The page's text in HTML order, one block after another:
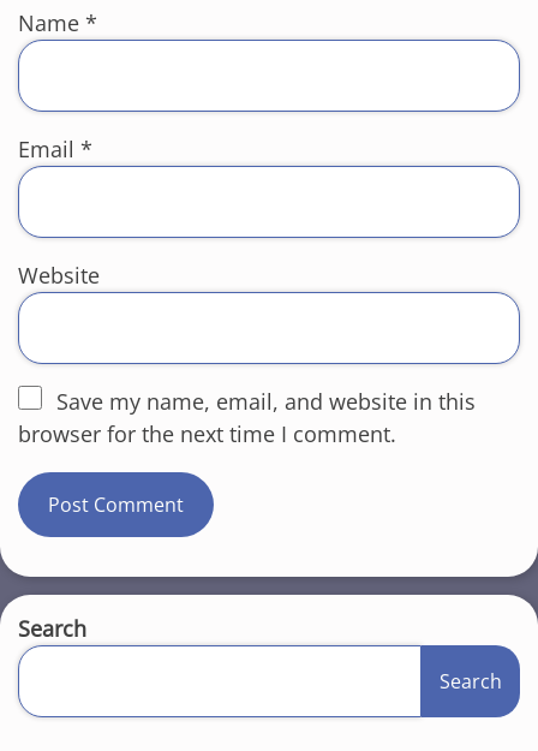
Name *
Email *
Website
Save my name, email, and website in this
browser for the next time I comment.
Search
Search